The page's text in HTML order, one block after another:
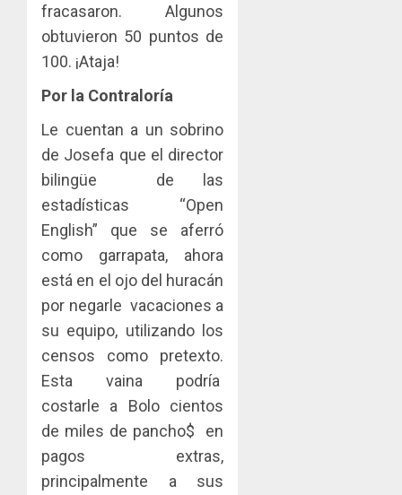
fracasaron. Algunos
obtuvieron 50 puntos de
100. ¡Ataja!
Por la Contraloría
Le cuentan a un sobrino
de Josefa que el director
bilingüe de las
estadísticas “Open
English” que se aferró
como garrapata, ahora
está en el ojo del huracán
por negarle vacaciones a
su equipo, utilizando los
censos como pretexto.
Esta vaina podría
costarle a Bolo cientos
de miles de pancho$ en
pagos extras,
principalmente a sus